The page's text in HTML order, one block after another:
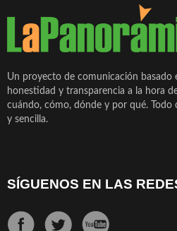
Un proyecto de comunicación basado
honestidad y transparencia a la hora
cuándo, cómo, dónde y por qué.
y sencilla.
SÍGUENOS EN LAS